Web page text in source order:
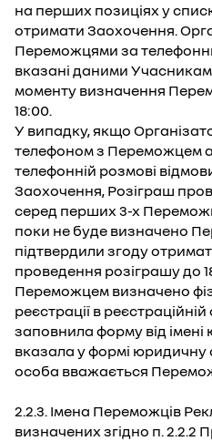
на перших позиціях у
отримати Заохочення.
Переможцями за
вказані даними
моменту визначення
18:00.
У випадку, якщо
телефоном з Переможцем
телефонній розмові
Заохочення, Розіграш
серед перших 3-х
поки не буде визначено
підтвердили згоду
проведення розіграшу до
Переможцем визначено
реєстрації в
заповнила форму від
вказала у формі
особа вважається
2.2.3. Імена Переможців
визначених згідно п. 2.2.2